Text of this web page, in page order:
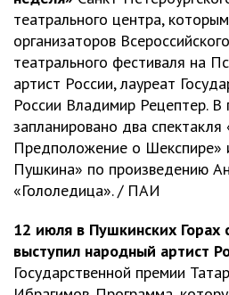
театрального центра,
организаторов
театрального фестиваля на
артист России, лауреат
России Владимир Рецептер. В
запланировано два спектакля
Предположение о Шекспире»
Пушкина» по произведению
«Гололедица». / ПАИ
12 июля в Пушкинских Горах
выступил народный артист
Государственной премии